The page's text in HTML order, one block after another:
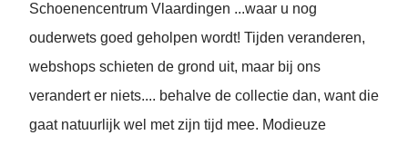
Schoenencentrum Vlaardingen ...waar u nog
ouderwets goed geholpen wordt! Tijden veranderen,
webshops schieten de grond uit, maar bij ons
verandert er niets.... behalve de collectie dan, want die
gaat natuurlijk wel met zijn tijd mee. Modieuze